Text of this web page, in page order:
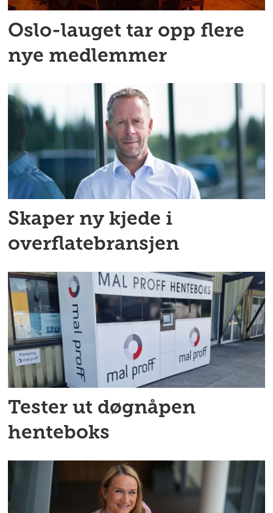
Oslo-lauget tar opp flere
nye medlemmer
Skaper ny kjede i
overflatebransjen
Tester ut døgnåpen
henteboks